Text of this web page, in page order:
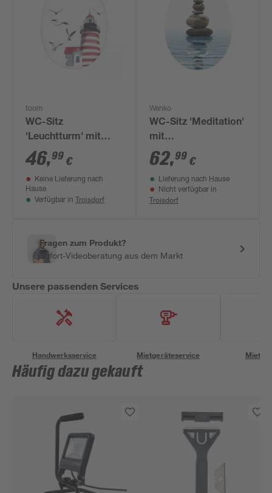
toom
WC-Sitz
'Leuchtturm' mit
Absenkautomatik
Duroplast
46,99 €
Keine Lieferung nach
Hause
Verfügbar in Troisdorf
Wenko
WC-Sitz 'Meditation'
mit
Absenkautomatik
Duroplast
62,99 €
Lieferung nach Hause
Nicht verfügbar in
Troisdorf
Fragen zum Produkt?
Sofort-Videoberatung aus dem Markt
Unsere passenden Services
Handwerksservice Mietgeräteservice
Häufig dazu gekauft